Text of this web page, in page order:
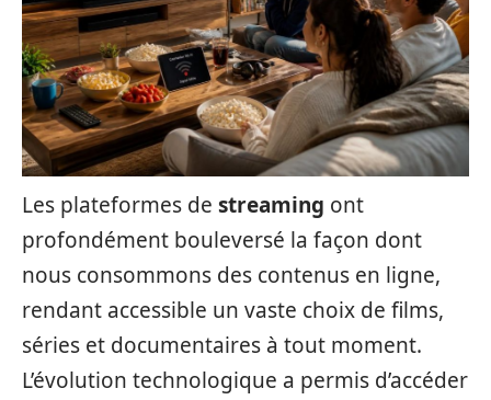
Les plateformes de streaming ont
profondément bouleversé la façon dont
nous consommons des contenus en ligne,
rendant accessible un vaste choix de films,
séries et documentaires à tout moment.
L’évolution technologique a permis d’accéder